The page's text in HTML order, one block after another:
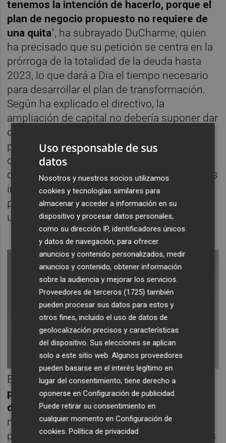
tenemos la intención de hacerlo, porque el
plan de negocio propuesto no requiere de
una quita", ha subrayado DuCharme, quien
ha precisado que su petición se centra en la
prórroga de la totalidad de la deuda hasta
2023, lo que dará a Dia el tiempo necesario
para desarrollar el plan de transformación.
Según ha explicado el directivo, la
ampliación de capital no debería suponer dar
dinero a los bancos en este momento,
porque "lo importante ahora es salvar la
compañía". En su opinión, la mejor manera
de que Dia salde su deuda con los bancos es
implementar el plan de transformación
propuesto por LetterOne, algo que requiere
un tiempo de entre tres y cinco años.
En concreto, laampliación de capital
propuesta por LetterOne de 500 millones
de euroscontempla un mínimo de 200
millones para la compañía y 300 millones
para los bonos que vencen en julio, mientras
Uso responsable de sus
datos
Nosotros y nuestros socios utilizamos
cookies y tecnologías similares para
almacenar y acceder a información en su
dispositivo y procesar datos personales,
como su dirección IP, identificadores únicos
y datos de navegación, para ofrecer
anuncios y contenido personalizados, medir
anuncios y contenido, obtener información
sobre la audiencia y mejorar los servicios.
Proveedores de terceros (1725) también
pueden procesar sus datos para estos y
otros fines, incluido el uso de datos de
geolocalización precisos y características
del dispositivo. Sus elecciones se aplican
solo a este sitio web. Algunos proveedores
pueden basarse en el interés legítimo en
lugar del consentimiento; tiene derecho a
oponerse enConfiguración de publicidad.
Puede retirar su consentimiento en
cualquier momento enConfiguración de
cookies.Política de privacidad